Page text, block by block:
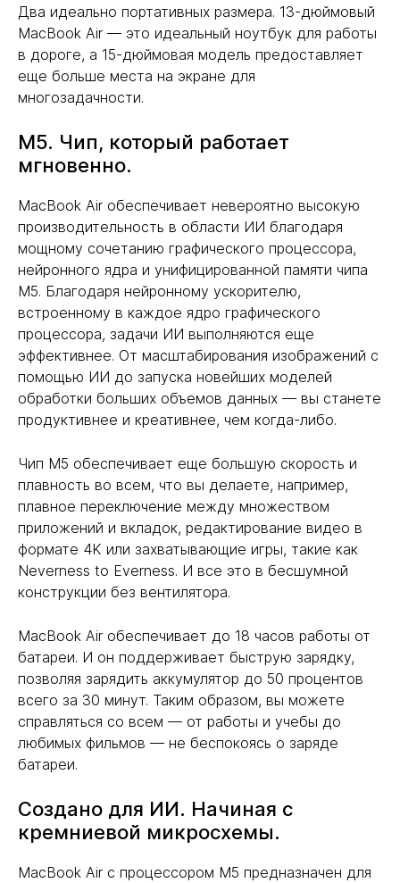
Два идеально портативных размера. 13-дюймовый
MacBook Air — это идеальный ноутбук для работы
в дороге, а 15-дюймовая модель предоставляет
еще больше места на экране для
многозадачности.
M5. Чип, который работает
мгновенно.
MacBook Air обеспечивает невероятно высокую
производительность в области ИИ благодаря
мощному сочетанию графического процессора,
нейронного ядра и унифицированной памяти чипа
M5. Благодаря нейронному ускорителю,
встроенному в каждое ядро графического
процессора, задачи ИИ выполняются еще
эффективнее. От масштабирования изображений с
помощью ИИ до запуска новейших моделей
обработки больших объемов данных — вы станете
продуктивнее и креативнее, чем когда-либо.
Чип M5 обеспечивает еще большую скорость и
плавность во всем, что вы делаете, например,
плавное переключение между множеством
приложений и вкладок, редактирование видео в
формате 4K или захватывающие игры, такие как
Neverness to Everness. И все это в бесшумной
конструкции без вентилятора.
MacBook Air обеспечивает до 18 часов работы от
батареи. И он поддерживает быструю зарядку,
позволяя зарядить аккумулятор до 50 процентов
всего за 30 минут. Таким образом, вы можете
справляться со всем — от работы и учебы до
любимых фильмов — не беспокоясь о заряде
батареи.
Создано для ИИ. Начиная с
кремниевой микросхемы.
MacBook Air с процессором M5 предназначен для